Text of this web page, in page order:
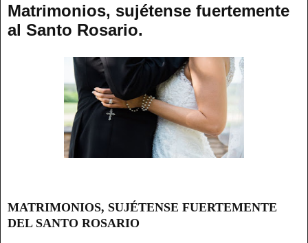
Matrimonios, sujétense fuertemente
al Santo Rosario.
MATRIMONIOS, SUJÉTENSE FUERTEMENTE
DEL SANTO ROSARIO